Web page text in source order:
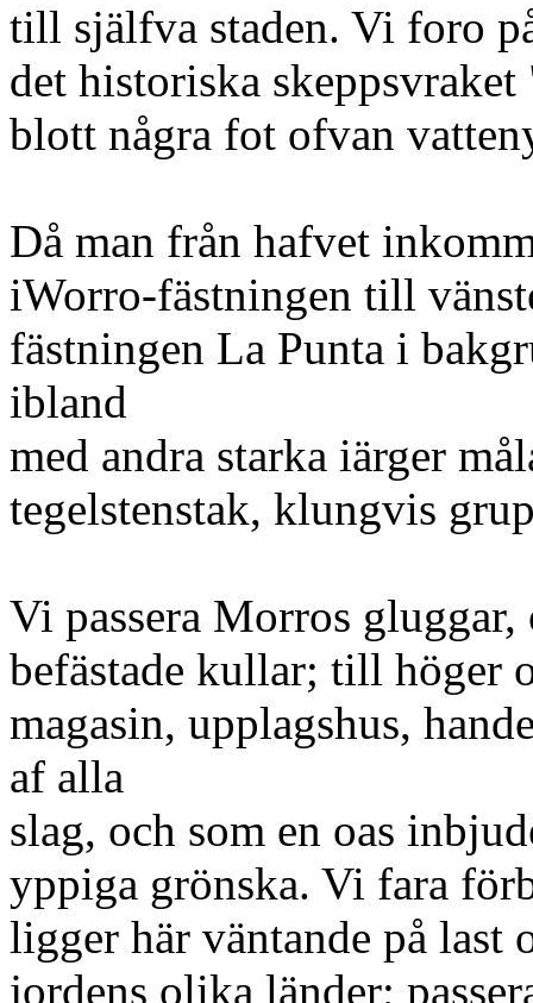
till själfva staden. Vi foro
det historiska
blott några fot ofvan
Då man från hafvet
iWorro-fästningen till
fästningen La Punta i
ibland
med andra starka iärger
tegelstenstak, klungvis
Vi passera Morros gluggar,
befästade kullar; till höger
magasin, upplagshus,
af alla
slag, och som en oas
yppiga grönska. Vi fara
ligger här väntande på last
jordens olika länder;